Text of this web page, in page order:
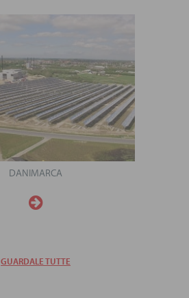
DANIMARCA
GUARDALE TUTTE